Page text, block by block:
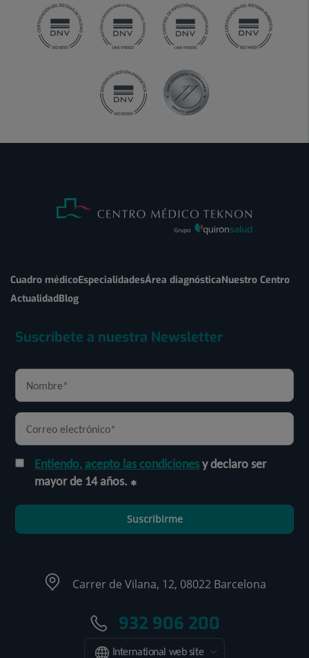
Cuadro médicoEspecialidadesÁrea diagnósticaNuestro Centro
ActualidadBlog
Suscríbete a nuestra Newsletter
Entiendo, acepto las condicionesy declaro ser
mayor de 14 años.
Suscribirme
Carrer de Vilana, 12, 08022 Barcelona
932 906 200
International web site